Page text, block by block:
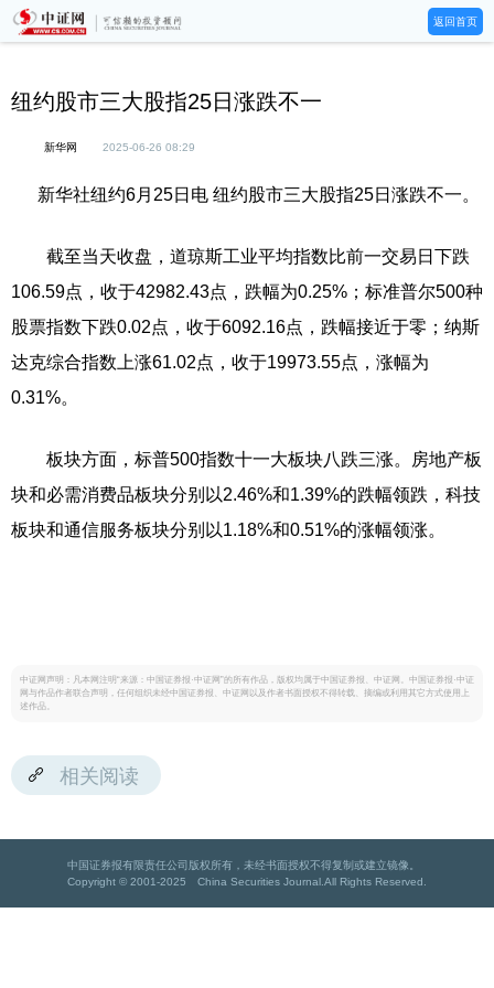
返回首页
纽约股市三大股指25日涨跌不一
新华网 2025-06-26 08:29
新华社纽约6月25日电 纽约股市三大股指25日涨跌不一。
截至当天收盘，道琼斯工业平均指数比前一交易日下跌
106.59点，收于42982.43点，跌幅为0.25%；标准普尔500种
股票指数下跌0.02点，收于6092.16点，跌幅接近于零；纳斯
达克综合指数上涨61.02点，收于19973.55点，涨幅为
0.31%。
板块方面，标普500指数十一大板块八跌三涨。房地产板
块和必需消费品板块分别以2.46%和1.39%的跌幅领跌，科技
板块和通信服务板块分别以1.18%和0.51%的涨幅领涨。
中证网声明：凡本网注明“来源：中国证券报·中证网”的所有作品，版权均属于中国证券报、中证网。中国证券报·中证
网与作品作者联合声明，任何组织未经中国证券报、中证网以及作者书面授权不得转载、摘编或利用其它方式使用上
述作品。
相关阅读
中国证券报有限责任公司版权所有，未经书面授权不得复制或建立镜像。
Copyright © 2001-2025 China Securities Journal.All Rights Reserved.